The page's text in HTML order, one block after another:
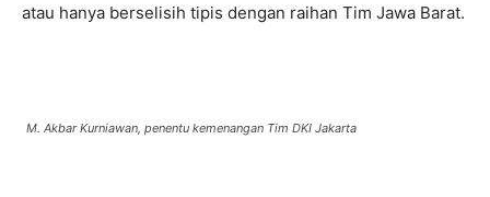
atau hanya berselisih tipis dengan raihan Tim Jawa Barat.
M. Akbar Kurniawan, penentu kemenangan Tim DKI Jakarta